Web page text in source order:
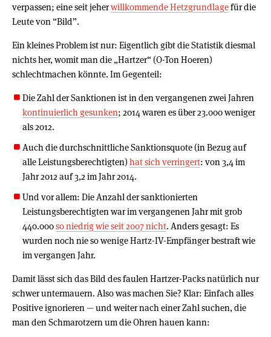
verpassen; eine seit jeherwillkommende Hetzgrundlagefür die
Leute von “Bild”.
Ein kleines Problem ist nur: Eigentlich gibt die Statistik diesmal
nichts her, womit man die „Hartzer“ (O-Ton Hoeren)
schlechtmachen könnte. Im Gegenteil:
Die Zahl der Sanktionen ist in den vergangenen zwei Jahren
kontinuierlich gesunken; 2014 waren es über 23.000 weniger
als 2012.
Auch die durchschnittliche Sanktionsquote (in Bezug auf
alle Leistungsberechtigten) hat sich verringert: von 3,4 im
Jahr 2012 auf 3,2 im Jahr 2014.
Und vor allem: Die Anzahl der sanktionierten
Leistungsberechtigten war im vergangenen Jahr mit grob
440.000so niedrig wie seit 2007 nicht. Anders gesagt: Es
wurden noch nie so wenige Hartz-IV-Empfänger bestraft wie
im vergangen Jahr.
Damit lässt sich das Bild des faulen Hartzer-Packs natürlich nur
schwer untermauern. Also was machen Sie? Klar: Einfach alles
Positive ignorieren — und weiter nach einer Zahl suchen, die
man den Schmarotzern um die Ohren hauen kann: